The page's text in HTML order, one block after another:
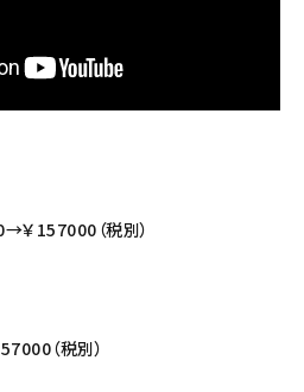
￥157000（税別）
（税別）